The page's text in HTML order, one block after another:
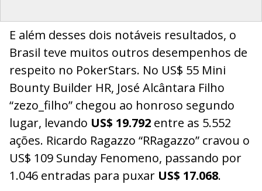
E além desses dois notáveis resultados, o
Brasil teve muitos outros desempenhos de
respeito no PokerStars. No US$ 55 Mini
Bounty Builder HR, José Alcântara Filho
“zezo_filho” chegou ao honroso segundo
lugar, levando US$ 19.792 entre as 5.552
ações. Ricardo Ragazzo “RRagazzo” cravou o
US$ 109 Sunday Fenomeno, passando por
1.046 entradas para puxar US$ 17.068.